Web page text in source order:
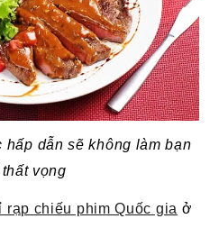
dẫn sẽ không làm bạn
vọng
rạp chiếu phim Quốc gia ở